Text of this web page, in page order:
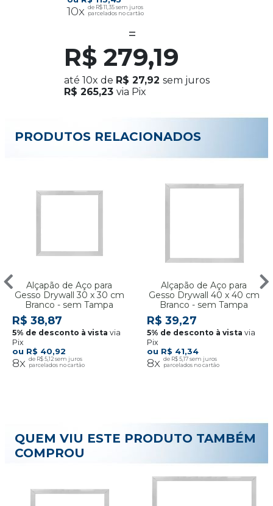
10x R$ 11,35
R$ 279,19
até 10x de R$ 27,92 sem juros
R$ 265,23 via Pix
PRODUTOS RELACIONADOS
Alçapão de Aço para
Gesso Drywall 30 x 30 cm
Branco - sem Tampa
R$ 40,92
8x R$ 5,12
R$ 38,87
via
Pix
Alçapão de Aço para
Gesso Drywall 40 x 40 cm
Branco - sem Tampa
R$ 41,34
8x R$ 5,17
R$ 39,27
via
Pix
QUEM VIU ESTE PRODUTO TAMBÉM
COMPROU